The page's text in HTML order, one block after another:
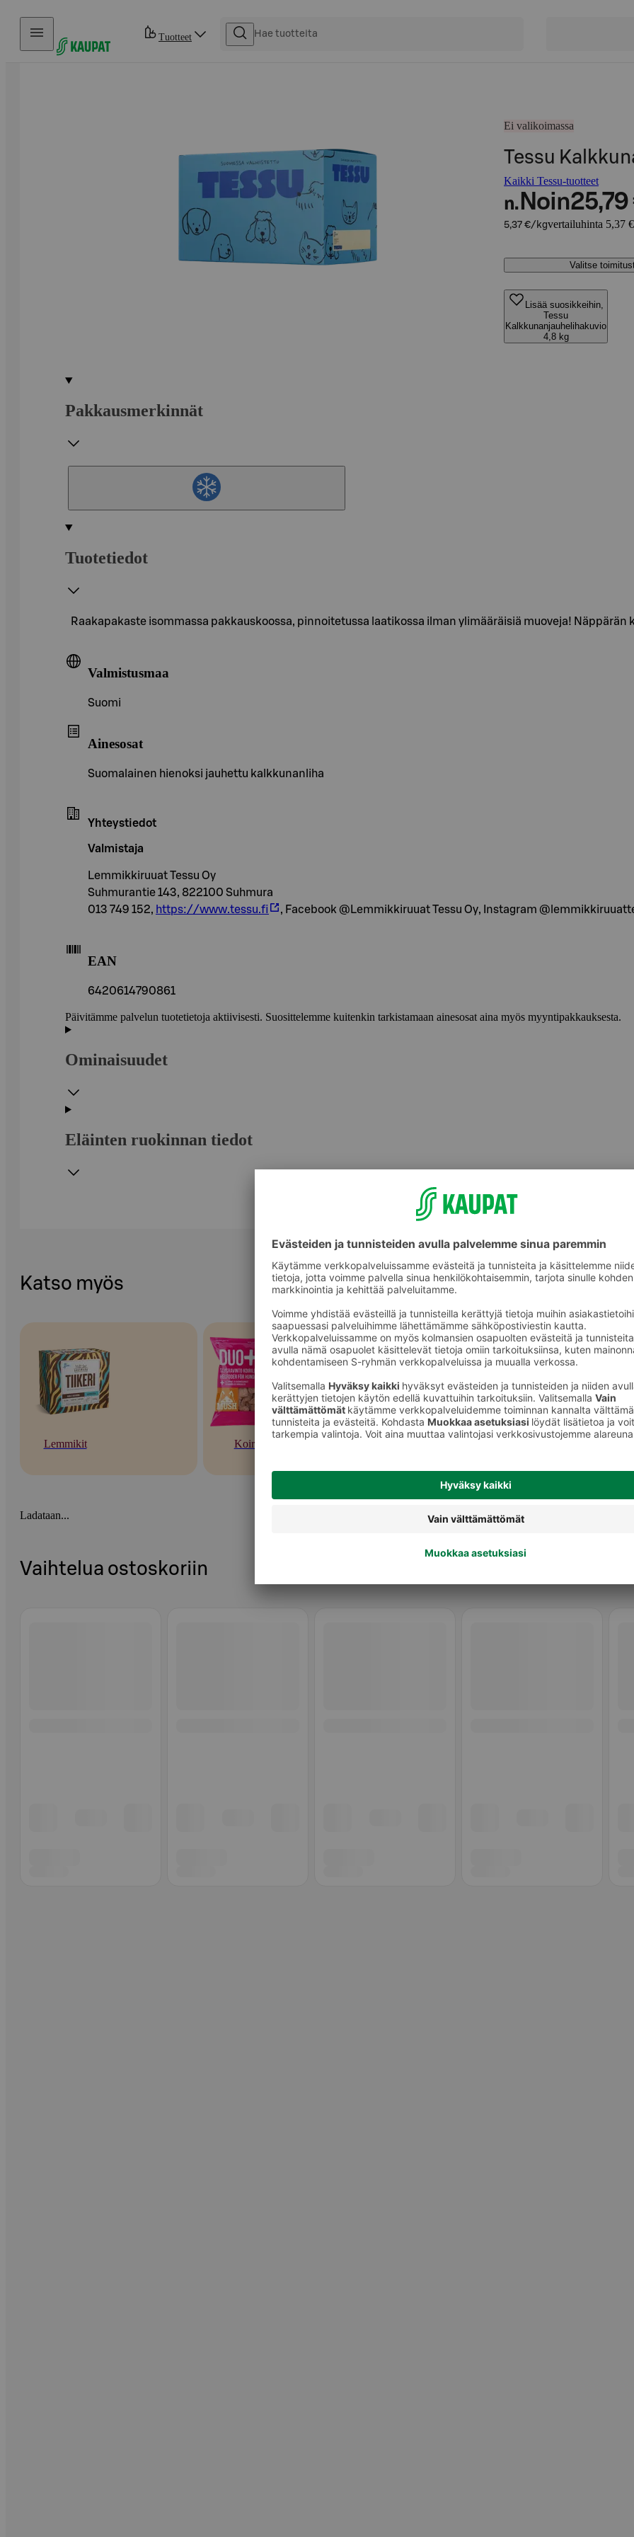
Hyppää sisältöön
Tuotteet
Ei valikoimassa
Tessu
Kaikki Tessu-tuotteet
n. Noin25,79
5,37 €/kgvertailuhinta 5,37
Valitse
Lisää suosikkeihin,
Tessu
Kalkkunanjauhelihakuvio
4,8 kg
Pakkausmerkinnät
Tuotetiedot
Raakapakaste isommassa pakkauskoossa, pinnoitetussa laatikossa ilman ylimääräisiä muoveja!
Valmistusmaa
Suomi
Ainesosat
Suomalainen hienoksi jauhettu kalkkunanliha
Yhteystiedot
Valmistaja
Lemmikkiruuat Tessu Oy
Suhmurantie 143, 822100 Suhmura
013 749 152, https://www.tessu.fi , Facebook @Lemmikkiruuat Tessu Oy, Instagram
EAN
6420614790861
Päivitämme palvelun tuotetietoja aktiivisesti. Suosittelemme kuitenkin tarkistamaan ainesosat aina myös myyntipakkauksesta.
Ominaisuudet
Eläinten ruokinnan tiedot
Katso myös
Lemmikit Koirat
Ladataan...
Vaihtelua ostoskoriin